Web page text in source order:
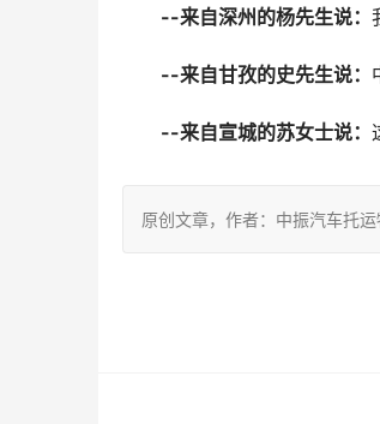
--来自深州的杨先生说：
--来自甘孜的史先生说：
--来自宣城的苏女士说：
原创文章，作者：中振汽车托